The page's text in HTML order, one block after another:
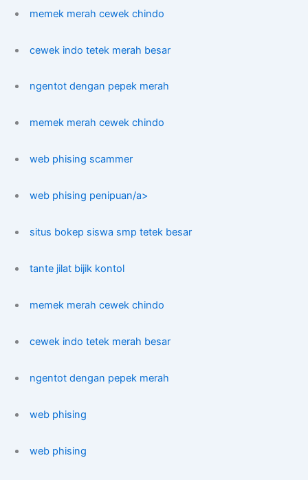
memek merah cewek chindo
cewek indo tetek merah besar
ngentot dengan pepek merah
memek merah cewek chindo
web phising scammer
web phising penipuan/a>
situs bokep siswa smp tetek besar
tante jilat bijik kontol
memek merah cewek chindo
cewek indo tetek merah besar
ngentot dengan pepek merah
web phising
web phising